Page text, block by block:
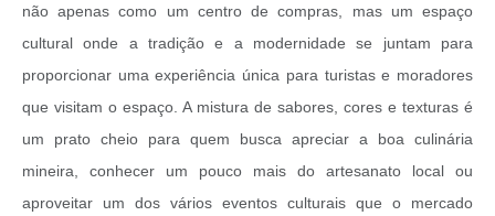
não apenas como um centro de compras, mas um espaço
cultural onde a tradição e a modernidade se juntam para
proporcionar uma experiência única para turistas e moradores
que visitam o espaço. A mistura de sabores, cores e texturas é
um prato cheio para quem busca apreciar a boa culinária
mineira, conhecer um pouco mais do artesanato local ou
aproveitar um dos vários eventos culturais que o mercado